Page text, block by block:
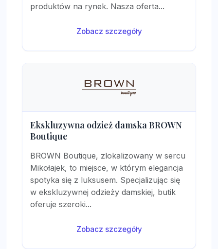
produktów na rynek. Nasza oferta...
Zobacz szczegóły
Ekskluzywna odzież damska BROWN
Boutique
BROWN Boutique, zlokalizowany w sercu
Mikołajek, to miejsce, w którym elegancja
spotyka się z luksusem. Specjalizując się
w ekskluzywnej odzieży damskiej, butik
oferuje szeroki...
Zobacz szczegóły